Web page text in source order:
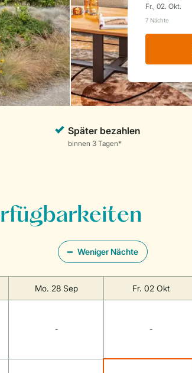
Weniger Nächte
Mo. 28 Sep Fr. 02 Okt
- -